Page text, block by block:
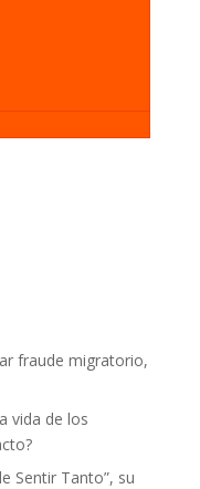
fraude migratorio,
vida de los
Sentir Tanto”, su